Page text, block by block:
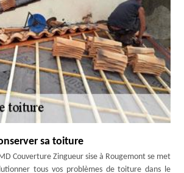
sa toiture
Couverture Zingueur sise à Rougemont se met
tous vos problèmes de toiture dans le